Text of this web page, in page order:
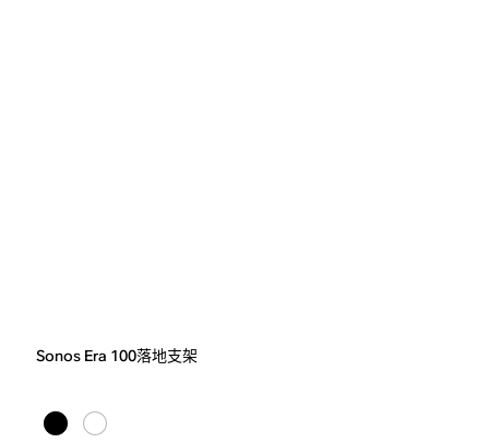
Sonos Era 100落地支架